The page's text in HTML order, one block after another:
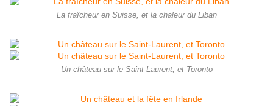
La fraîcheur en Suisse, et la chaleur du Liban
Un château sur le Saint-Laurent, et Toronto